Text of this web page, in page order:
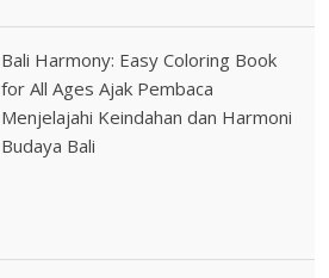
Bali Harmony: Easy Coloring Book
for All Ages Ajak Pembaca
Menjelajahi Keindahan dan Harmoni
Budaya Bali